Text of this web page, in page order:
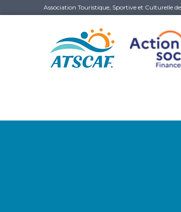
Association Touristique, Sportive et Culturelle